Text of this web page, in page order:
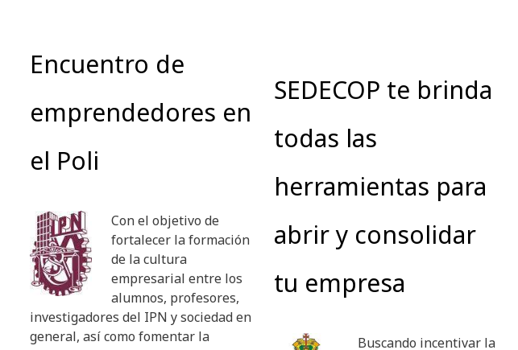
Encuentro de
emprendedores en
el Poli
Con el objetivo de
fortalecer la formación
de la cultura
empresarial entre los
alumnos, profesores,
investigadores del IPN y sociedad en
general, así como fomentar la
SEDECOP te brinda
todas las
herramientas para
abrir y consolidar
tu empresa
Buscando incentivar la